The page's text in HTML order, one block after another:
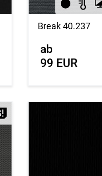
Break 40.237
ab
99 EUR